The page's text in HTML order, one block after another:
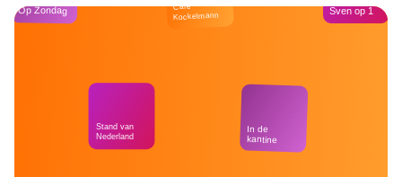
Op Zondag
Stand van
Nederland
Café
Kockelmann
In de
kantine
Sven op 1